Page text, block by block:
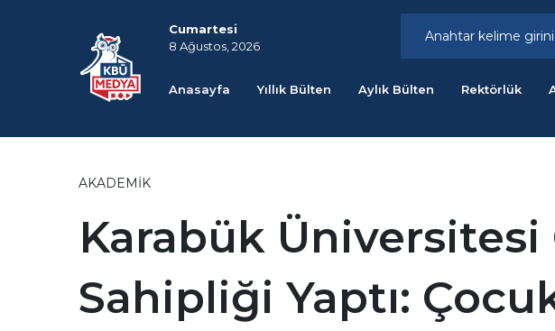
Cumartesi
8 Ağustos, 2026
Anasayfa Yıllık Bülten Aylık Bülten Rektörlük
AKADEMIK
Karabük
Sahipliği Yaptı: